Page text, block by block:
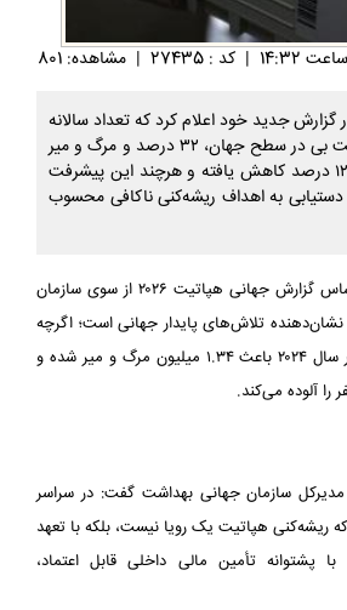
| کد : 27435 | مشاهده: 801
جدید خود اعلام کرد که تعداد سالانه
موارد جدید ابتلا به هپاتیت بی در سطح جهان، ۳۲ درصد و مرگ و میر
ناشی از هپاتیت سی نیز ۱۲ درصد کاهش یافته و هرچند این پیشرفت
دستیابی به اهداف ریشه‌کنی ناکافی محسوب
به گزارش ایران پزشک، بر اساس گزارش جهانی هپاتیت ۲۰۲۶ از سوی سازمان
تلاش‌های پایدار جهانی است؛ اگرچه
هپاتیت ویروسی همچنان در سال ۲۰۲۴ باعث ۱.۳۴ میلیون مرگ و میر شده و
سازمان جهانی بهداشت گفت: در سراسر
ریشه‌کنی هپاتیت یک رویا نیست، بلکه با تعهد
پشتوانه تأمین مالی داخلی قابل اعتماد،